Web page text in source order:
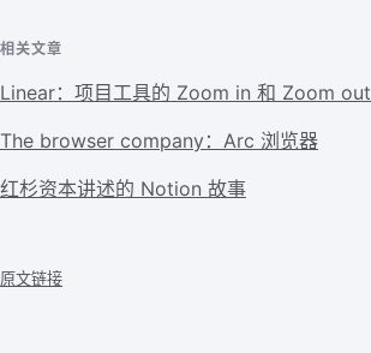
相关文章
Linear：项目工具的 Zoom in 和 Zoom out
The browser company：Arc 浏览器
红杉资本讲述的 Notion 故事
原文链接